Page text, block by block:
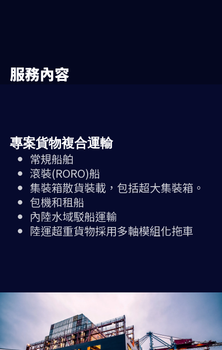
服務內容
專案貨物複合運輸
常規船舶
滾裝(RORO)船
集裝箱散貨裝載，包括超大集裝箱。
包機和租船
內陸水域駁船運輸
陸運超重貨物採用多軸模組化拖車